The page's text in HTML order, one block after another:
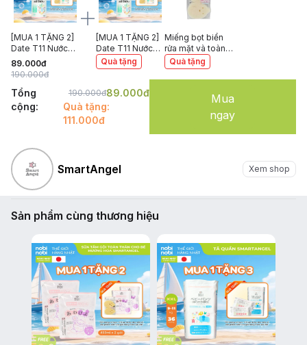
[MUA 1 TẶNG 2]
Date T11 Nước
Rửa Bình Sữa
SmartAngel
Cho Bé Bình
800ml
89.000đ
190.000đ
[MUA 1 TẶNG 2]
Date T11 Nước
Rửa Bình Sữa
SmartAngel
Hương Dịu Nhẹ
Cho Bé Bình
800ml
Quà tặng
Miếng bọt biển
rửa mặt và toàn
thân cho bé
SmartAngel (Bộ 2
cái)
Quà tặng
Tổng
cộng:
190.000đ89.000đ
Quà tặng:
111.000đ
Mua
ngay
SmartAngel Xem shop
Sản phẩm cùng thương hiệu